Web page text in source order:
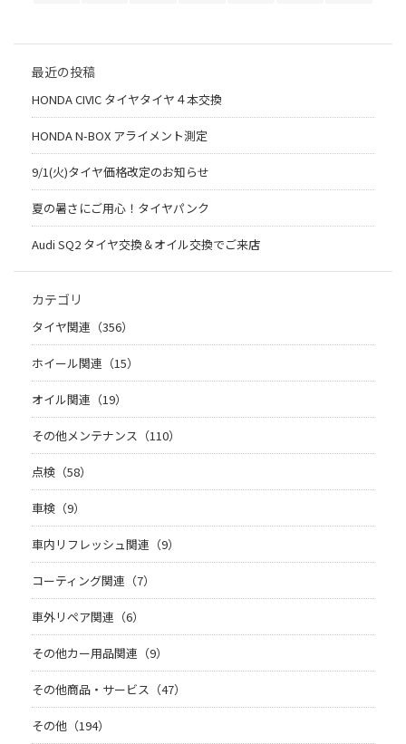
最近の投稿
HONDA CIVIC タイヤタイヤ４本交換
HONDA N-BOX アライメント測定
9/1(火)タイヤ価格改定のお知らせ
夏の暑さにご用心！タイヤパンク
Audi SQ2 タイヤ交換＆オイル交換でご来店
カテゴリ
タイヤ関連（356）
ホイール関連（15）
オイル関連（19）
その他メンテナンス（110）
点検（58）
車検（9）
車内リフレッシュ関連（9）
コーティング関連（7）
車外リペア関連（6）
その他カー用品関連（9）
その他商品・サービス（47）
その他（194）